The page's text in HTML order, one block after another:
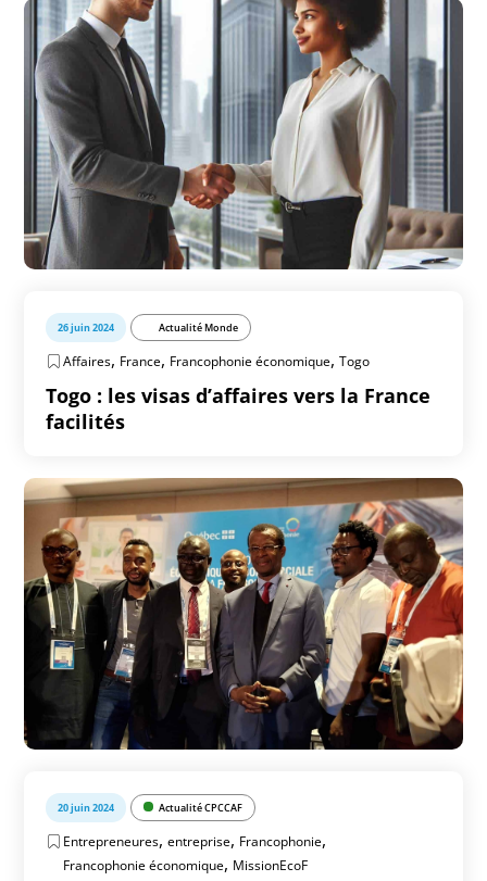
26 juin 2024 Actualité Monde
Affaires, France, Francophonie économique,Togo
Togo : les visas d’affaires vers la France
facilités
20 juin 2024 Actualité CPCCAF
Entrepreneures,entreprise, Francophonie,
Francophonie économique, MissionEcoF